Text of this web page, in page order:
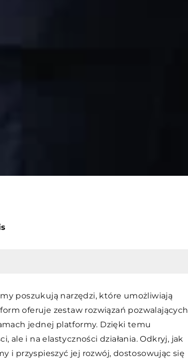
poszukują narzędzi, które umożliwiają
oferuje zestaw rozwiązań pozwalających
jednej platformy. Dzięki temu
ale i na elastyczności działania. Odkryj, jak
i przyspieszyć jej rozwój, dostosowując się